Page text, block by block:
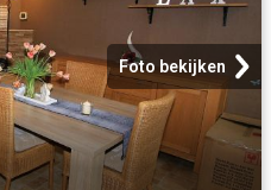
Foto bekijken